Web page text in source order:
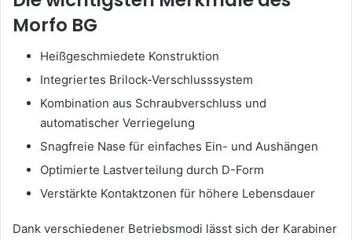
Morfo BG
Heißgeschmiedete Konstruktion
Integriertes Brilock-Verschlusssystem
Kombination aus Schraubverschluss und
automatischer Verriegelung
Snagfreie Nase für einfaches Ein- und Aushängen
Optimierte Lastverteilung durch D-Form
Verstärkte Kontaktzonen für höhere Lebensdauer
Dank verschiedener Betriebsmodi lässt sich der Karabiner